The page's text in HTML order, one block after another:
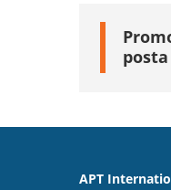
posta
APT